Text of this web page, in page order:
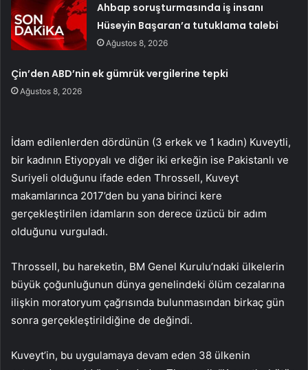
Ahbap soruşturmasında iş insanı
Hüseyin Başaran’a tutuklama talebi
Ağustos 8, 2026
Çin’den ABD’nin ek gümrük vergilerine tepki
Ağustos 8, 2026
İdam edilenlerden dördünün (3 erkek ve 1 kadın) Kuveytli,
bir kadının Etiyopyalı ve diğer iki erkeğin ise Pakistanlı ve
Suriyeli olduğunu ifade eden Throssell, Kuveyt
makamlarınca 2017’den bu yana birinci kere
gerçekleştirilen idamların son derece üzücü bir adım
olduğunu vurguladı.
Throssell, bu hareketin, BM Genel Kurulu’ndaki ülkelerin
büyük çoğunluğunun dünya genelindeki ölüm cezalarına
ilişkin moratoryum çağrısında bulunmasından birkaç gün
sonra gerçekleştirildiğine de değindi.
Kuveyt’in, bu uygulamaya devam eden 38 ülkenin